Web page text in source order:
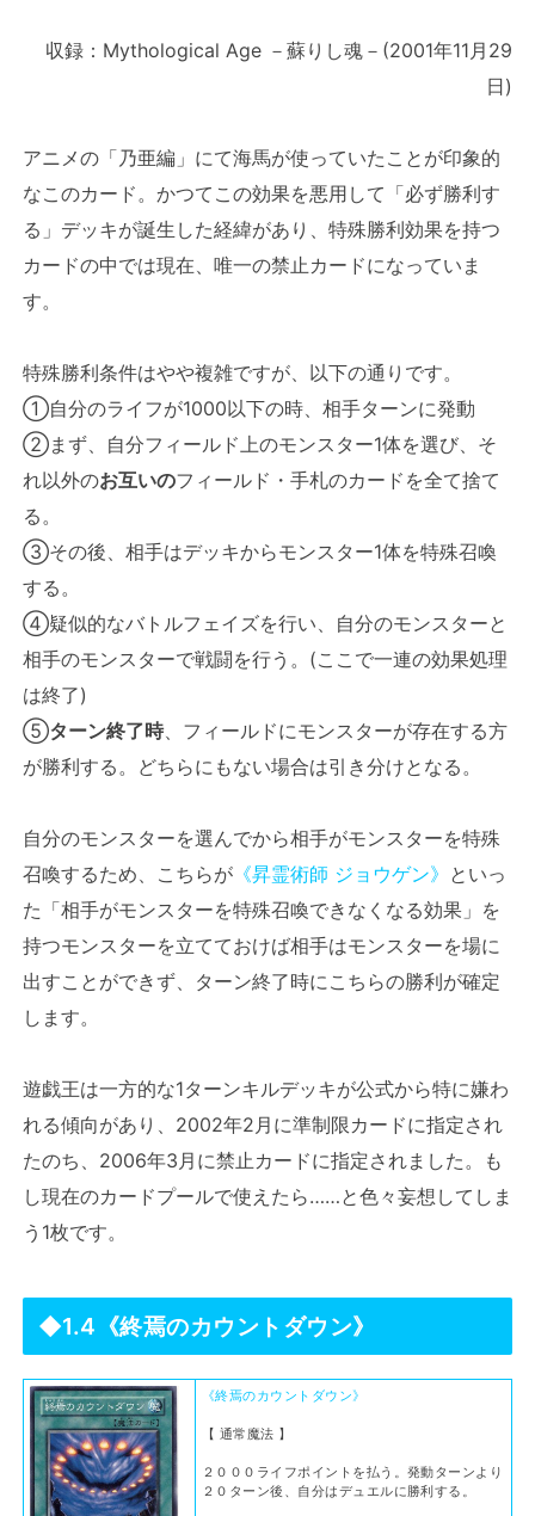
収録：Mythological Age －蘇りし魂－(2001年11月29
日)
アニメの「乃亜編」にて海馬が使っていたことが印象的
なこのカード。かつてこの効果を悪用して「必ず勝利す
る」デッキが誕生した経緯があり、特殊勝利効果を持つ
カードの中では現在、唯一の禁止カードになっていま
す。
特殊勝利条件はやや複雑ですが、以下の通りです。
①自分のライフが1000以下の時、相手ターンに発動
②まず、自分フィールド上のモンスター1体を選び、そ
れ以外のお互いのフィールド・手札のカードを全て捨て
る。
③その後、相手はデッキからモンスター1体を特殊召喚
する。
④疑似的なバトルフェイズを行い、自分のモンスターと
相手のモンスターで戦闘を行う。(ここで一連の効果処理
は終了)
⑤ターン終了時、フィールドにモンスターが存在する方
が勝利する。どちらにもない場合は引き分けとなる。
自分のモンスターを選んでから相手がモンスターを特殊
召喚するため、こちらが 《昇霊術師 ジョウゲン》 といっ
た「相手がモンスターを特殊召喚できなくなる効果」を
持つモンスターを立てておけば相手はモンスターを場に
出すことができず、ターン終了時にこちらの勝利が確定
します。
遊戯王は一方的な1ターンキルデッキが公式から特に嫌わ
れる傾向があり、2002年2月に準制限カードに指定され
たのち、2006年3月に禁止カードに指定されました。も
し現在のカードプールで使えたら……と色々妄想してしま
う1枚です。
◆1.4《終焉のカウントダウン》
《終焉のカウントダウン》
【 通常魔法 】
２０００ライフポイントを払う。発動ターンより
２０ターン後、自分はデュエルに勝利する。